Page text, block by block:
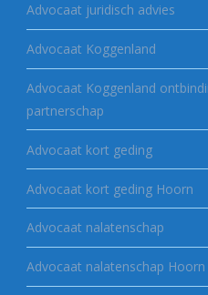
Advocaat juridisch advies
Advocaat Koggenland
Advocaat Koggenland
partnerschap
Advocaat kort geding
Advocaat kort geding Hoorn
Advocaat nalatenschap
Advocaat nalatenschap Hoorn